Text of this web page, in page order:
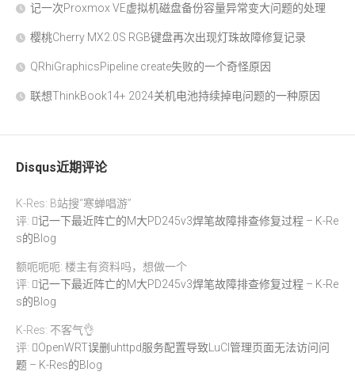
记一次Proxmox VE虚拟机磁盘备份容量异常变大问题的处理
樱桃Cherry MX2.0S RGB键盘再次出现灯珠故障修复记录
QRhiGraphicsPipeline create失败的一个奇怪原因
联想ThinkBook14+ 2024关机电池持续掉电问题的一种原因
Disqus近期评论
K-Res: B站搜“寒蝉唱游”
评:
记一下最近阵亡的M大PD245v3焊笔故障排查修复过程 – K-Re
s的Blog
额呃呃呃: 楼主有资料吗，想做一个
评:
记一下最近阵亡的M大PD245v3焊笔故障排查修复过程 – K-Re
s的Blog
K-Res: 不客气👌
评:
OpenWRT误删uhttpd服务配置导致LuCI管理页面无法访问问
题 – K-Res的Blog